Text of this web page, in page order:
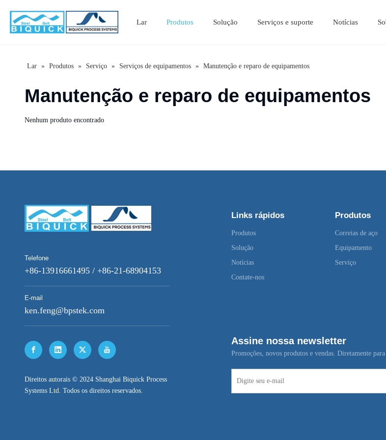
Lar Produtos Solução Serviços e suporte Notícias
Lar » Produtos » Serviço » Serviços de equipamentos » Manutenção e reparo de equipamentos
Manutenção e reparo de equipamentos
Nenhum produto encontrado
Telefone
+86-13916661495 / +86-21-68904153
E-mail
ken.feng@bpstek.com
​Direitos autorais © 2024 Shanghai Biquick Process
Systems Ltd. Todos os direitos reservados.
Links rápidos
Produtos
Solução
Notícias
Contate-nos
Produtos
Correias de aço
Equipamento
Serviço
Assine nossa newsletter
Promoções, novos produtos e vendas. Diretamente